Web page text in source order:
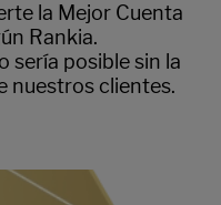
la Mejor Cuenta
Rankia.
sería posible sin la
nuestros clientes.